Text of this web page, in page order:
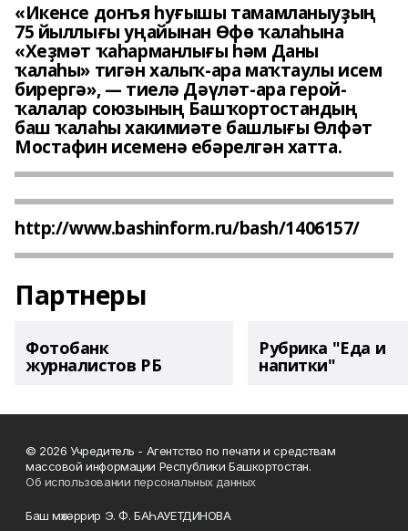
«Икенсе донъя һуғышы тамамланыуҙың
75 йыллығы уңайынан Өфө ҡалаһына
«Хеҙмәт ҡаһарманлығы һәм Даны
ҡалаһы» тигән халыҡ-ара маҡтаулы исем
бирергә», — тиелә Дәүләт-ара герой-
ҡалалар союзының Башҡортостандың
баш ҡалаһы хакимиәте башлығы Өлфәт
Мостафин исеменә ебәрелгән хатта.
http://www.bashinform.ru/bash/1406157/
Партнеры
Фотобанк
журналистов РБ
Рубрика "Еда и
напитки"
© 2026 Учредитель - Агентство по печати и средствам
массовой информации Республики Башкортостан.
Об использовании персональных данных
Баш мөхәррир Э. Ф. БАҺАУЕТДИНОВА